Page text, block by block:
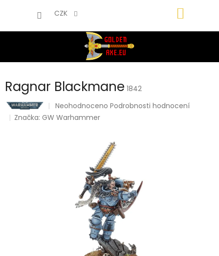
CZK
Ragnar Blackmane 1842
Průměrné
hodnocení
hvězdiček.
Neohodnoceno Podrobnosti hodnocení
Značka:GW Warhammer